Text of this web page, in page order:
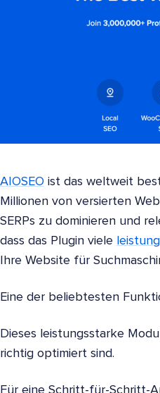
AIOSEO ist das weltweit
Millionen von versierten
SERPs zu dominieren und
dass das Plugin viele
Ihre Website für
Eine der beliebtesten
Dieses leistungsstarke
richtig optimiert sind.
Für eine Schritt-für-Schritt-